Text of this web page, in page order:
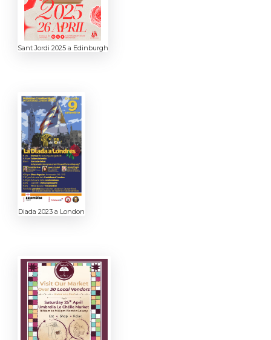
Sant Jordi 2025 a Edinburgh
Diada 2023 a London